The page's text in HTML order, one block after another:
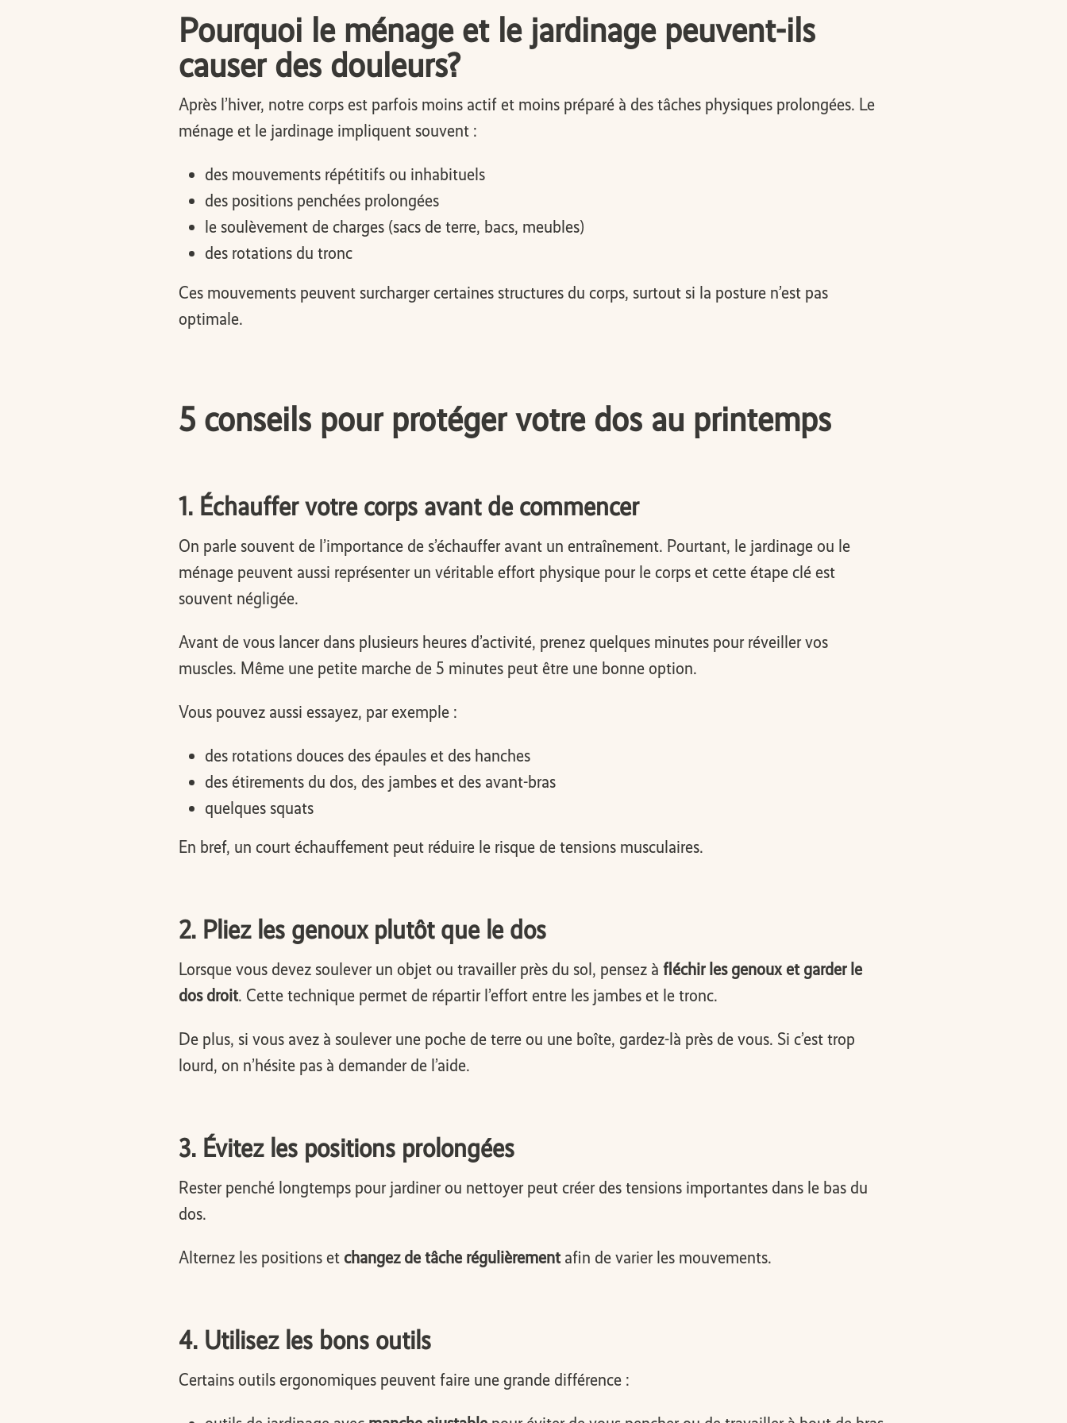
Pourquoi le ménage et le jardinage peuvent-ils
causer des douleurs?
Après l’hiver, notre corps est parfois moins actif et moins préparé à des tâches physiques prolongées. Le
ménage et le jardinage impliquent souvent :
des mouvements répétitifs ou inhabituels
des positions penchées prolongées
le soulèvement de charges (sacs de terre, bacs, meubles)
des rotations du tronc
Ces mouvements peuvent surcharger certaines structures du corps, surtout si la posture n’est pas
optimale.
5 conseils pour protéger votre dos au printemps
1. Échauffer votre corps avant de commencer
On parle souvent de l’importance de s’échauffer avant un entraînement. Pourtant, le jardinage ou le
ménage peuvent aussi représenter un véritable effort physique pour le corps et cette étape clé est
souvent négligée.
Avant de vous lancer dans plusieurs heures d’activité, prenez quelques minutes pour réveiller vos
muscles. Même une petite marche de 5 minutes peut être une bonne option.
Vous pouvez aussi essayez, par exemple :
des rotations douces des épaules et des hanches
des étirements du dos, des jambes et des avant-bras
quelques squats
En bref, un court échauffement peut réduire le risque de tensions musculaires.
2. Pliez les genoux plutôt que le dos
Lorsque vous devez soulever un objet ou travailler près du sol, pensez à fléchir les genoux et garder le
dos droit. Cette technique permet de répartir l’effort entre les jambes et le tronc.
De plus, si vous avez à soulever une poche de terre ou une boîte, gardez-là près de vous. Si c’est trop
lourd, on n’hésite pas à demander de l’aide.
3. Évitez les positions prolongées
Rester penché longtemps pour jardiner ou nettoyer peut créer des tensions importantes dans le bas du
dos.
Alternez les positions et changez de tâche régulièrementafin de varier les mouvements.
4. Utilisez les bons outils
Certains outils ergonomiques peuvent faire une grande différence :